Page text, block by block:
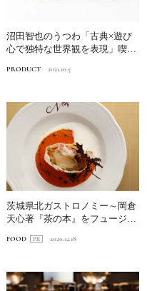
沼田智也のうつわ「古典×遊び
心で独特な世界観を表現」喫茶
PRODUCT 2021.10.5
茨城県北ガストロノミー～岡倉
天心著『茶の本』をフュージョ
FOOD 2020.12.18